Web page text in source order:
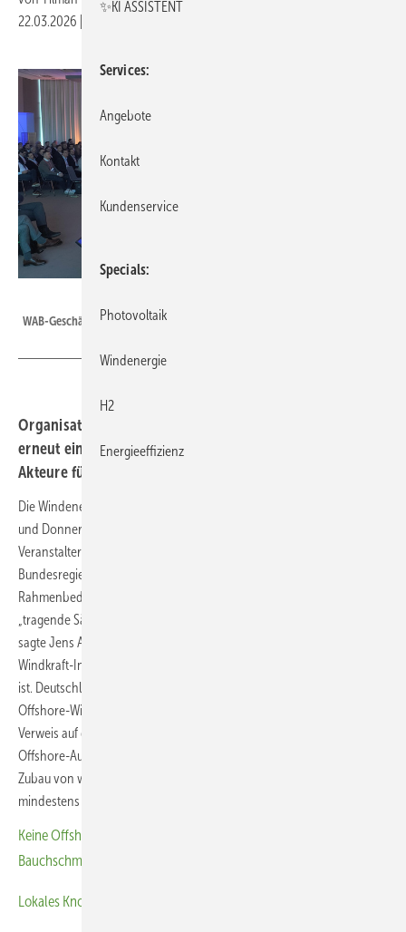
22.03.2026
WAB-Geschäftsführer Markus Nölke bei der Windforce 2026
Organisation der Meereswindkraft-Industrie WAB hat
erneut eine Ausschreibung noch 2026 verlangt. Andere
Akteure fürchten um Projektfinanzierungen.
Die Windenergiekonferenz Windforce in Bremerhaven vom Mittwoch
und Donnerstag in der vorletzten Märzwoche war nach Ansicht ihrer
Veranstalter auch eine Plattform für klare Forderungen an die
Bundesregierung: Durch „vielleicht zukünftig verbesserte
Rahmenbedingungen“ sei die Windenergie auf See mehr denn je als
„tragende Säule der Energiewende“ in Deutschland wahrzunehmen,
sagte Jens Assheuer – der Vorstandsvorsitzende des Offshore-
Windkraft-Industrienetzwerks WAB, die Veranstalterin der Windforce
ist. Deutschland habe das Potenzial weiterhin eine führende Rolle im
Offshore-Windkraftausbau in Europa zu spielen, sagte Assheuer mit
Verweis auf die hinter den Plänen Großbritanniens weitreichendsten
Offshore-Ausbauziele auf dem Kontinent. Sie sehen bis 2030 einen
Zubau von weiteren 20 Gigawatt (GW) auf dann 30 GW bis 2030,
mindestens 40 oder gar 50 GW bis 2035 sowie 70 GW bis 2045 vor.
Keine Offshore-Ausschreibung 2026? WAB-Chef: „Wir haben
Bauchschmerzen damit“
Lokales Knowhow für Meeresenergie
✨KI ASSISTENT
Services
Angebote
Kontakt
Kundenservice
Specials
Photovoltaik
Windenergie
H2
Energieeffizienz